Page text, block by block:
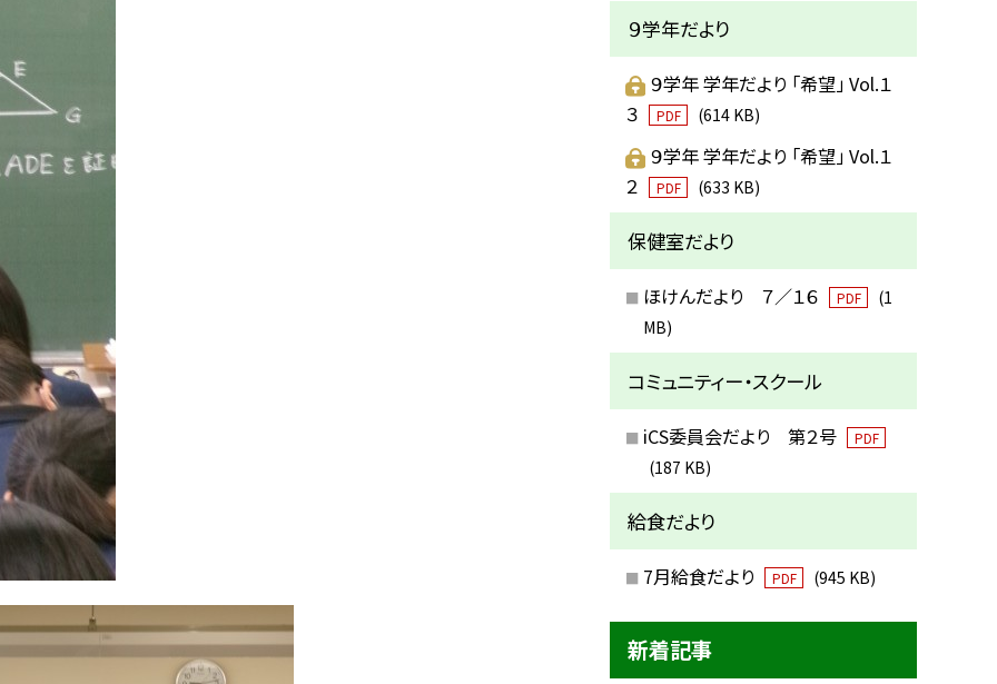
９学年だより
９学年 学年だより 「希望」 Vol.１
３
PDF (614 KB)
９学年 学年だより 「希望」 Vol.１
２
PDF (633 KB)
保健室だより
ほけんだより ７／１６ PDF
(1
MB)
コミュニティー・スクール
iCS委員会だより 第２号 PDF
(187 KB)
給食だより
7月給食だより PDF (945 KB)
新着記事